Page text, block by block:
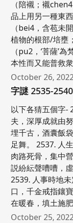
（陪襯；襯
品上用另一種東
（bei4，含苞未
植物的根部/培壅
（pu2，‘菩薩’
本性而又能普救
October 26,
字謎 2535-2540
以下各猜五個字-
夫，深厚成就由
埋千古，酒囊飯
足舞。 2537. 人
肉路死骨，集中
説紛紜聲嘈嘈，
2539. 人事時地
口，千金戒指鑲
在暖春，填土施
October 25,